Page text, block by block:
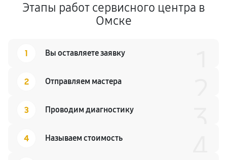
Этапы работ сервисного центра в
Омске
1 Вы оставляете заявку
2 Отправляем мастера
3 Проводим диагностику
4 Называем стоимость